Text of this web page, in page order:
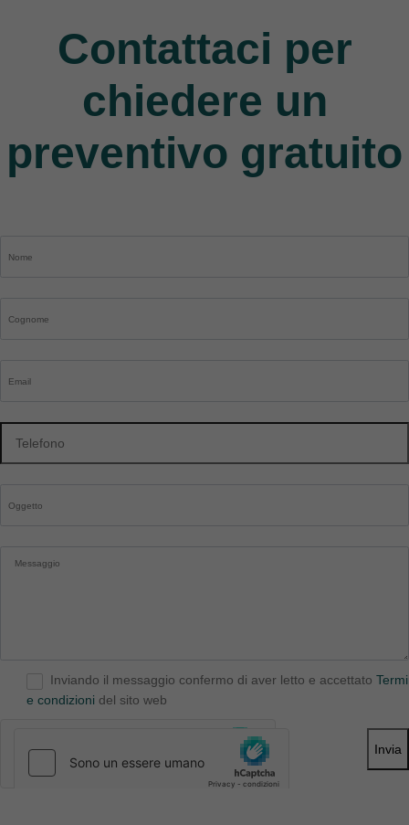
Contattaci per
chiedere un
preventivo gratuito
Inviando il messaggio confermo di aver letto e accettato
e condizioni del sito web
Invia